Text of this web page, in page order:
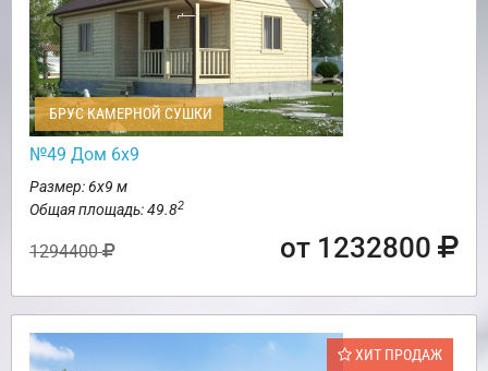
БРУС КАМЕРНОЙ СУШКИ
№49 Дом 6х9
Размер: 6х9 м
Общая площадь: 49.82
1294400 от 1232800
ХИТ ПРОДАЖ